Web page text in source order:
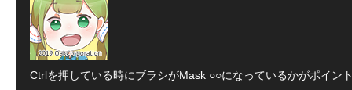
Ctrlを押している時にブラシがMask ○○になっているかがポイン